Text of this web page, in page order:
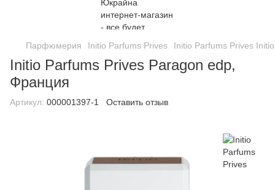
Парфюмерия Initio Parfums Prives Initio Parfums Prives
Initio Parfums Prives Paragon edp,
Франция
Артикул: 000001397-1 Оставить отзыв